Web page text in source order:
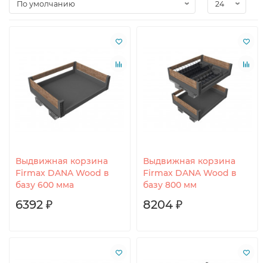
Выдвижная корзина
Firmax DANA Wood в
базу 600 мма
6392 ₽
Выдвижная корзина
Firmax DANA Wood в
базу 800 мм
8204 ₽